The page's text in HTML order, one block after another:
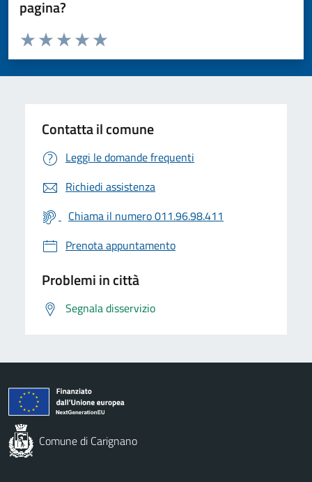
pagina?
Valuta da 1 a 5 stelle la pagina
Valuta 5 stelle su 5
Valuta 4 stelle su 5
Valuta 3 stelle su 5
Valuta 2 stelle su 5
Valuta 1 stelle su 5
Contatta il comune
Leggi le domande frequenti
Richiedi assistenza
Chiama il numero 011.96.98.411
Prenota appuntamento
Problemi in città
Segnala disservizio
Comune di Carignano